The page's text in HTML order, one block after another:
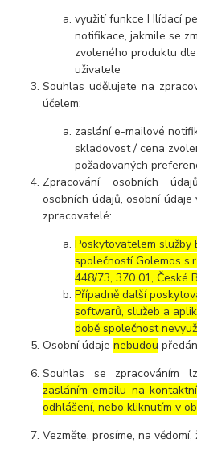
využití funkce Hlídací
notifikace, jakmile se
zvoleného produktu
uživatele
Souhlas udělujete na
účelem:
zaslání e-mailové
skladovost / cena
požadovaných
Zpracování osobních
osobních údajů, osobní
zpracovatelé:
Poskytovatelem služby
společností Golemos
448/73, 370 01, České
Případně další
softwarů, služeb a
době společnost
Osobní údajenebudou
Souhlas se
zasláním emailu na
odhlášení, nebo kliknutím v
Vezměte, prosíme, na